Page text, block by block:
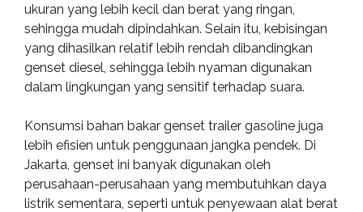
ukuran yang lebih kecil dan berat yang ringan,
sehingga mudah dipindahkan. Selain itu, kebisingan
yang dihasilkan relatif lebih rendah dibandingkan
genset diesel, sehingga lebih nyaman digunakan
dalam lingkungan yang sensitif terhadap suara.
Konsumsi bahan bakar genset trailer gasoline juga
lebih efisien untuk penggunaan jangka pendek. Di
Jakarta, genset ini banyak digunakan oleh
perusahaan-perusahaan yang membutuhkan daya
listrik sementara, seperti untuk penyewaan alat berat